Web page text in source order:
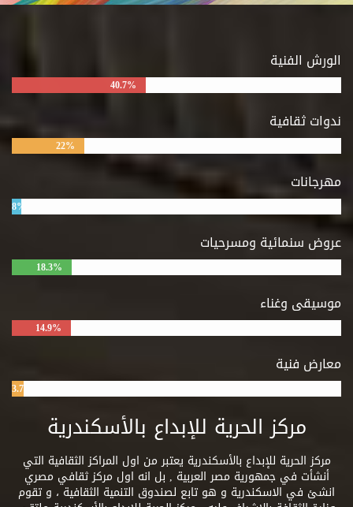
الورش الفنية
40.7%
ندوات ثقافية
22%
مهرجانات
8%
عروض سنمائية ومسرحيات
18.3%
موسيقى وغناء
14.9%
معارض فنية
3.7%
مركز الحرية للإبداع بالأسكندرية
مركز الحرية للإبداع بالأسكندرية يعتبر من اول المراكز الثقافية التي
أنشأت في جمهورية مصر العربية , بل انه اول مركز ثقافي مصري
انشئ في الاسكندرية و هو تابع لصندوق التنمية الثقافية ، و تقوم